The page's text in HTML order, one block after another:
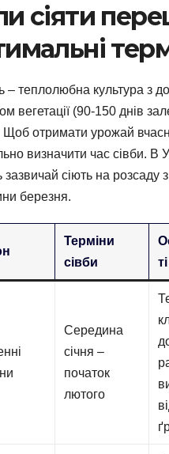
сіяти
– теплолюбна культура з
вегетації (90-150 днів
Щоб отримати урожай
визначити час сівби. В
зазвичай сіють на розсаду
березня.
Терміни
сівби
ті
Середина
січня –
початок
лютого